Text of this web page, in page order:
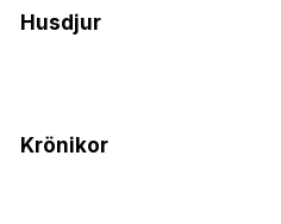
Husdjur
Krönikor